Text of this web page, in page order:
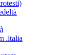
.italia